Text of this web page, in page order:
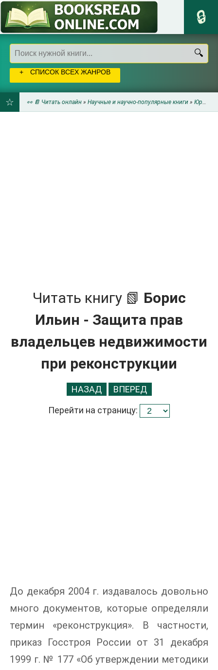
СПИСОК ВСЕХ ЖАНРОВ
👀 📔 Читать онлайн » Научные и научно-популярные книги » Юриспруденция
Читать книгу 📗 Борис
Ильин - Защита прав
владельцев недвижимости
при реконструкции
НАЗАД ВПЕРЕД
Перейти на страницу:
До декабря 2004 г. издавалось довольно
много документов, которые определяли
термин «реконструкция». В частности,
приказ Госстроя России от 31 декабря
1999 г. № 177 «Об утверждении методики